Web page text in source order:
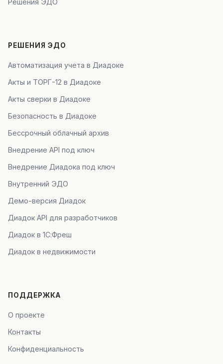
Решения ЭДО
РЕШЕНИЯ ЭДО
Автоматизация учета в Диадоке
Акты и ТОРГ-12 в Диадоке
Акты сверки в Диадоке
Безопасность в Диадоке
Бессрочный облачный архив
Внедрение API под ключ
Внедрение Диадока под ключ
Внутренний ЭДО
Демо-версия Диадок
Диадок API для разработчиков
Диадок в 1С:Фреш
Диадок в недвижимости
ПОДДЕРЖКА
О проекте
Контакты
Конфиденциальность